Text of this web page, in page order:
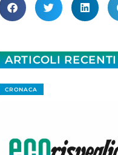
ARTICOLI RECENTI
CRONACA